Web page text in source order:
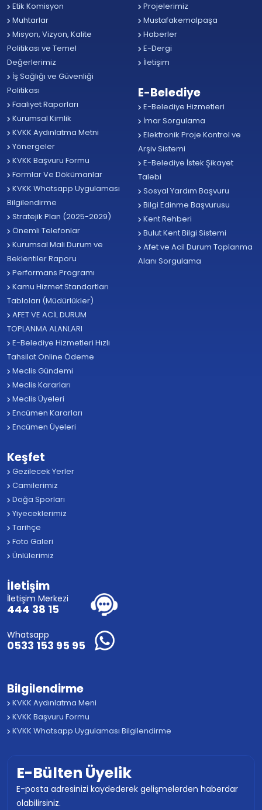
Etik Komisyon
Muhtarlar
Misyon, Vizyon, Kalite
Politikası ve Temel
Değerlerimiz
İş Sağlığı ve Güvenliği
Politikası
Faaliyet Raporları
Kurumsal Kimlik
KVKK Aydınlatma Metni
Yönergeler
KVKK Başvuru Formu
Formlar Ve Dökümanlar
KVKK Whatsapp Uygulaması
Bilgilendirme
Stratejik Plan (2025-2029)
Önemli Telefonlar
Kurumsal Mali Durum ve
Beklentiler Raporu
Performans Programı
Kamu Hizmet Standartları
Tabloları (Müdürlükler)
AFET VE ACİL DURUM
TOPLANMA ALANLARI
E-Belediye Hizmetleri Hızlı
Tahsilat Online Ödeme
Meclis Gündemi
Meclis Kararları
Meclis Üyeleri
Encümen Kararları
Encümen Üyeleri
Projelerimiz
Mustafakemalpaşa
Haberler
E-Dergi
İletişim
E-Belediye
E-Belediye Hizmetleri
İmar Sorgulama
Elektronik Proje Kontrol ve
Arşiv Sistemi
E-Belediye İstek Şikayet
Talebi
Sosyal Yardım Başvuru
Bilgi Edinme Başvurusu
Kent Rehberi
Bulut Kent Bilgi Sistemi
Afet ve Acil Durum Toplanma
Alanı Sorgulama
Keşfet
Gezilecek Yerler
Camilerimiz
Doğa Sporları
Yiyeceklerimiz
Tarihçe
Foto Galeri
Ünlülerimiz
İletişim
İletişim Merkezi
444 38 15
Whatsapp
0533 153 95 95
Bilgilendirme
KVKK Aydınlatma Meni
KVKK Başvuru Formu
KVKK Whatsapp Uygulaması Bilgilendirme
E-Bülten Üyelik
E-posta adresinizi kaydederek gelişmelerden haberdar
olabilirsiniz.